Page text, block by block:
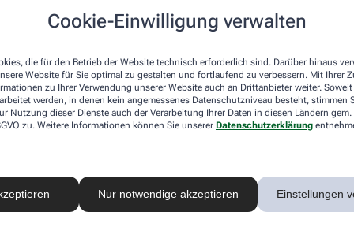
Cookie-Einwilligung verwalten
die für den Betrieb der Website technisch erforderlich sind. Darüber hinaus
Website für Sie optimal zu gestalten und fortlaufend zu verbessern. Mit Ihrer
zu Ihrer Verwendung unserer Website auch an Drittanbieter weiter. Soweit
werden, in denen kein angemessenes Datenschutzniveau besteht, stimmen
Nutzung dieser Dienste auch der Verarbeitung Ihrer Daten in diesen Ländern
zu. Weitere Informationen können Sie unserer Datenschutzerklärung
Nur notwendige akzeptieren Einstellungen
5.460 Filamenten für eine schonend-gründliche
Zahnpasta Enzycal 1450, die die natürliche
Außerdem dasCPS prime Starter Set– ein
Größen für eine vollständige und umfassende
Sanft zu Zähnen und Zahnfleisch – unerbittlich
der
schonen aber Zahnfleisch und- schmelz. Der
ermöglicht ein präzises, wirkungsvolles